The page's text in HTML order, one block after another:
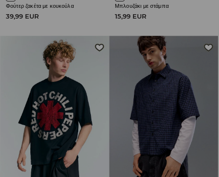
Φούτερ ζακέτα με κουκούλα
39,99 EUR
Μπλουζάκι με στάμπα
15,99 EUR